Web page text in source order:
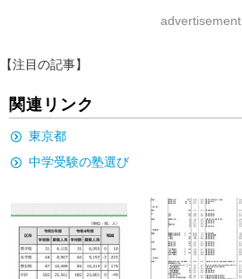
advertisement
【注目の記事】
関連リンク
東京都
中学受験の塾選び